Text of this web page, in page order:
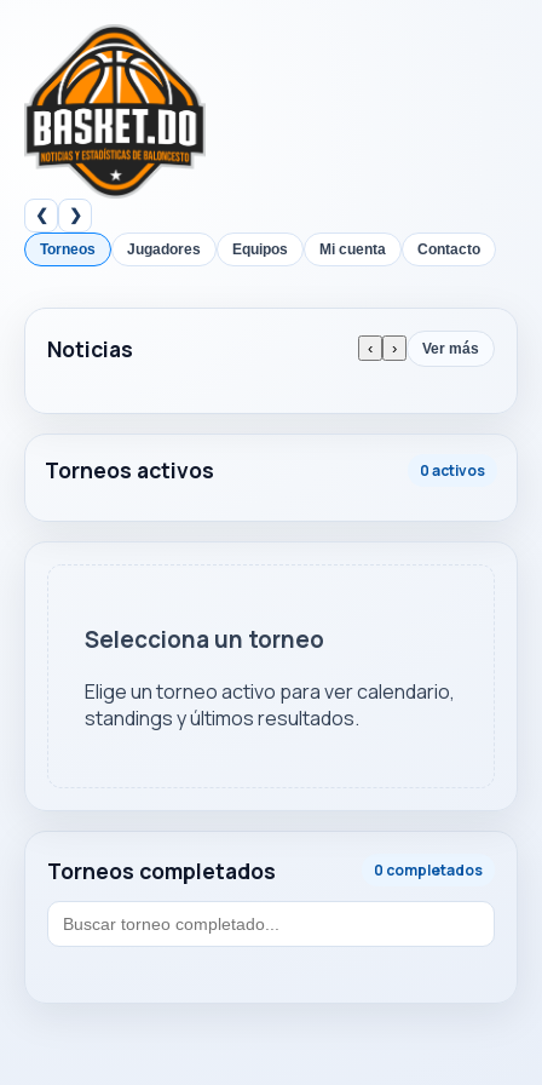
❮ ❯
Torneos Jugadores Equipos Mi cuenta Contacto
Noticias ‹ › Ver más
Torneos activos 0 activos
Torneos completados 0 completados
Selecciona un torneo
Elige un torneo activo para ver calendario,
standings y últimos resultados.